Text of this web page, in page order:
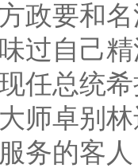
政要和
过自己
任总统
师卓别
务的客